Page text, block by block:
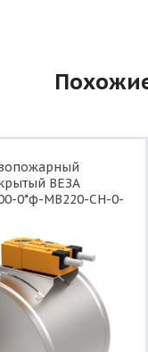
ВЕЗА
0*ф-МВ220-СН-0-